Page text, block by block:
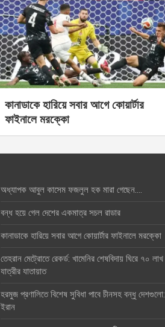
কানাডাকে হারিয়ে সবার আগে কোয়ার্টার
ফাইনালে মরক্কো
অধ্যাপক আবুল কাসেম ফজলুল হক মারা গেছেন….
বন্ধ হয়ে গেল দেশের একমাত্র সচল রাডার
কানাডাকে হারিয়ে সবার আগে কোয়ার্টার ফাইনালে মরক্কো
তেহরান মেট্রোতে রেকর্ড: খামেনির শেষবিদায় ঘিরে ৭০ লাখ
যাত্রীর যাতায়াত
হরমুজ প্রণালিতে বিশেষ সুবিধা পাবে চীনসহ বন্ধু দেশগুলো:
ইরান